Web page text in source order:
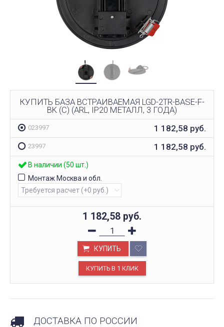
КУПИТЬ БАЗА ВСТРАИВАЕМАЯ LGD-2TR-BASE-F-
BK (C) (ARL, IP20 МЕТАЛЛ, 3 ГОДА)
023997 1 182,58 руб.
23997 1 182,58 руб.
В наличии (50 шт.)
Монтаж Москва и обл.
1 182,58 руб.
КУПИТЬ
ДОСТАВКА ПО РОССИИ